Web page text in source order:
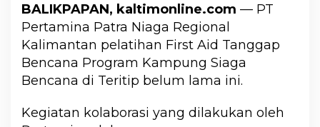
BALIKPAPAN, kaltimonline.com — PT
Pertamina Patra Niaga Regional
Kalimantan pelatihan First Aid Tanggap
Bencana Program Kampung Siaga
Bencana di Teritip belum lama ini.
Kegiatan kolaborasi yang dilakukan oleh